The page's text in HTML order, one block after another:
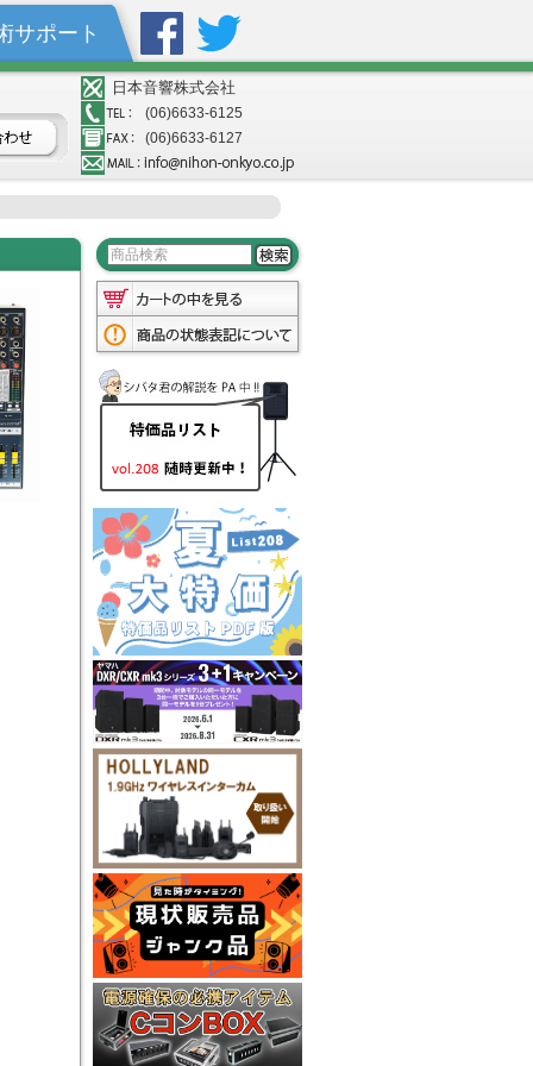
サポート
日本音響株式会社
(06)6633-6125
(06)6633-6127